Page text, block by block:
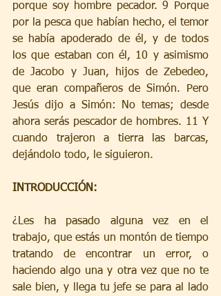
porque soy hombre pecador. 9 Porque
por la pesca que habían hecho, el temor
se había apoderado de él, y de todos
los que estaban con él, 10 y asimismo
de Jacobo y Juan, hijos de Zebedeo,
que eran compañeros de Simón. Pero
Jesús dijo a Simón: No temas; desde
ahora serás pescador de hombres. 11 Y
cuando trajeron a tierra las barcas,
dejándolo todo, le siguieron.
INTRODUCCIÓN:
¿Les ha pasado alguna vez en el
trabajo, que estás un montón de tiempo
tratando de encontrar un error, o
haciendo algo una y otra vez que no te
sale bien, y llega tu jefe se para al lado